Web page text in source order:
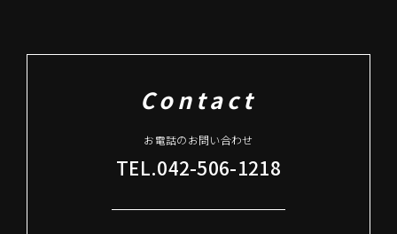
Contact
お電話のお問い合わせ
TEL.042-506-1218